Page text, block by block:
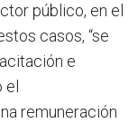
público, en el
casos, “se
e
remuneración